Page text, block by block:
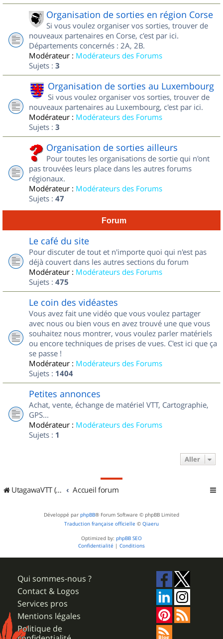
Organisation de sorties en région Corse
Si vous voulez organiser vos sorties, trouver de
nouveaux partenaires en Corse, c'est par ici.
Départements concernés : 2A, 2B.
Modérateur : Modérateurs des Forums
Sujets : 3
Organisation de sorties au Luxembourg
Si vous voulez organiser vos sorties, trouver de
nouveaux partenaires au Luxembourg, c'est par ici.
Modérateur : Modérateurs des Forums
Sujets : 3
Organisation de sorties ailleurs
Pour toutes les organisations de sortie qui n'ont
pas trouvées leurs place dans les autres forums
régionaux.
Modérateur : Modérateurs des Forums
Sujets : 47
Forum
Le café du site
Pour discuter de tout et n'importe quoi qui n'est pas
déjà couvert dans les autres sections du forum
Modérateur : Modérateurs des Forums
Sujets : 475
Le coin des vidéastes
Vous avez fait une vidéo que vous voulez partager
avec nous ou bien vous en avez trouvé une que vous
souhaitez nous montrer, vous voulez parler matériels
ou encore techniques de prises de vues. C'est ici que ça
se passe !
Modérateur : Modérateurs des Forums
Sujets : 1404
Petites annonces
Achat, vente, échange de matériel VTT, Cartographie,
GPS...
Modérateur : Modérateurs des Forums
Sujets : 1
Aller
UtagawaVTT (Randos VTT et VTTAE avec traces GPS) Accueil forum
Développé par phpBB® Forum Software © phpBB Limited
Traduction française officielle © Qiaeru
Optimized by: phpBB SEO
Confidentialité | Conditions
Qui sommes-nous ?
Contact & Logos
Services pros
Mentions légales
Politique de